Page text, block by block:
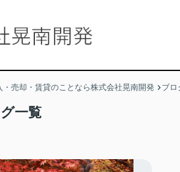
・売却・賃貸のことなら株式会社晃南開発 ブロ
一覧